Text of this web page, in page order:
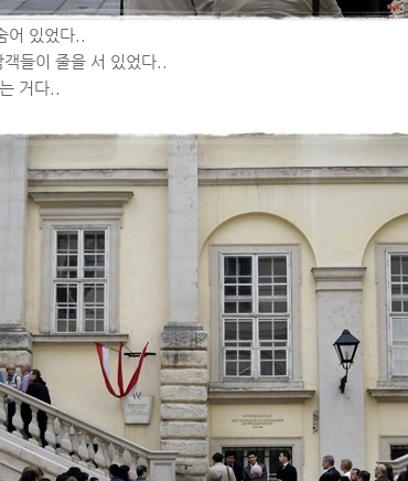
어 있었다..
들이 줄을 서 있었다..
거다..